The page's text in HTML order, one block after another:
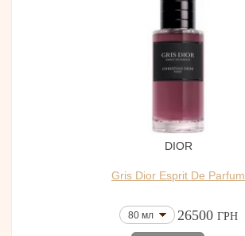
DIOR
Gris Dior Esprit De Parfum
80 мл 26500 ГРН